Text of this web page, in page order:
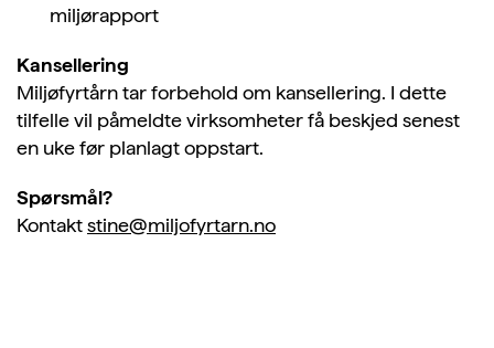
miljørapport
Kansellering
Miljøfyrtårn tar forbehold om kansellering. I dette
tilfelle vil påmeldte virksomheter få beskjed senest
en uke før planlagt oppstart.
Spørsmål?
Kontaktstine@miljofyrtarn.no